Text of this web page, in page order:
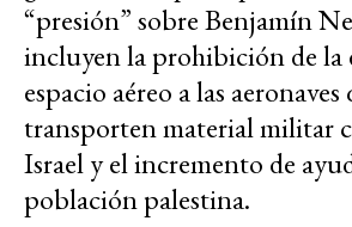
“presión” sobre Benjamín
incluyen la prohibición de la
espacio aéreo a las aeronaves
transporten material militar
Israel y el incremento de
población palestina.